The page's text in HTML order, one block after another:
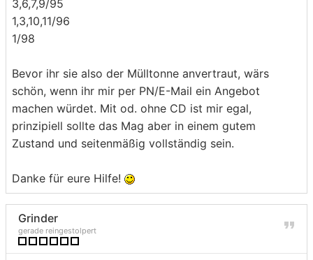
3,6,7,9/95
1,3,10,11/96
1/98
Bevor ihr sie also der Mülltonne anvertraut, wärs
schön, wenn ihr mir per PN/E-Mail ein Angebot
machen würdet. Mit od. ohne CD ist mir egal,
prinzipiell sollte das Mag aber in einem gutem
Zustand und seitenmäßig vollständig sein.
Danke für eure Hilfe!
Grinder
gerade reingestolpert